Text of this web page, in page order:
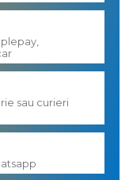
sau curieri